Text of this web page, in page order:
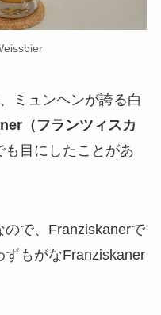
ミュンヘンが誇る白
（フランツィスカ
目にしたことがあ
で、Franziskanerで
ずもがなFranziskaner